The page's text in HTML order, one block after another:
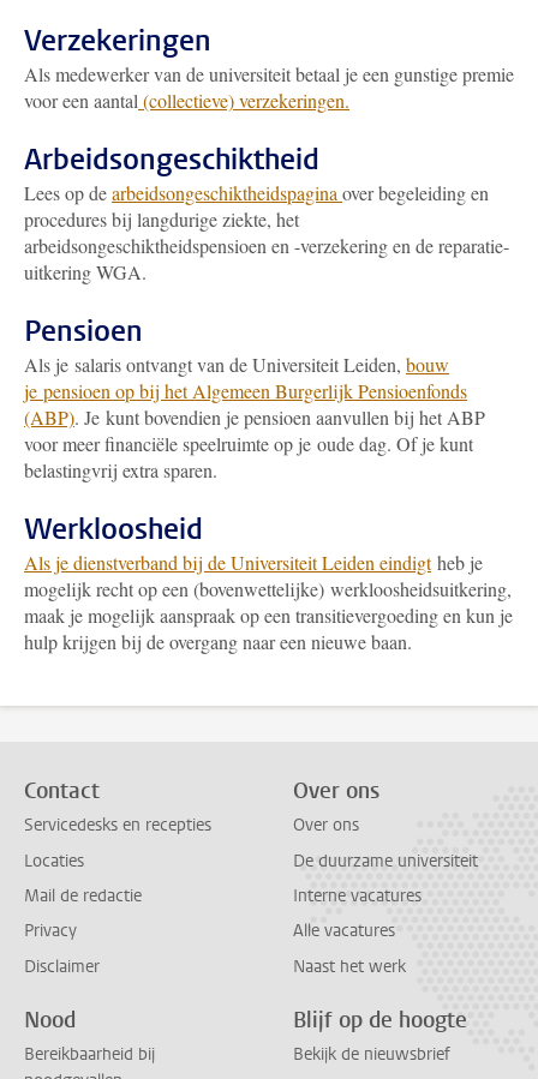
Verzekeringen
Als medewerker van de universiteit betaal je een gunstige premie
voor een aantal (collectieve) verzekeringen.
Arbeidsongeschiktheid
Lees op dearbeidsongeschiktheidspagina over begeleiding en
procedures bij langdurige ziekte, het
arbeidsongeschiktheidspensioen en -verzekering en de reparatie-
uitkering WGA.
Pensioen
Als je salaris ontvangt van de Universiteit Leiden, bouw
je pensioen op bij het Algemeen Burgerlijk Pensioenfonds
(ABP). Je kunt bovendien je pensioen aanvullen bij het ABP
voor meer financiële speelruimte op je oude dag. Of je kunt
belastingvrij extra sparen.
Werkloosheid
Als je dienstverband bij de Universiteit Leiden eindigtheb je
mogelijk recht op een (bovenwettelijke) werkloosheidsuitkering,
maak je mogelijk aanspraak op een transitievergoeding en kun je
hulp krijgen bij de overgang naar een nieuwe baan.
Contact
Servicedesks en recepties
Locaties
Mail de redactie
Privacy
Disclaimer
Over ons
Over ons
De duurzame universiteit
Interne vacatures
Alle vacatures
Naast het werk
Nood
Bereikbaarheid bij
Blijf op de hoogte
Bekijk de nieuwsbrief